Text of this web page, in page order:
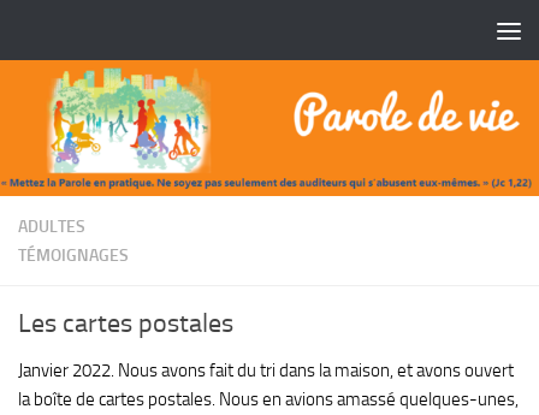
ADULTES
TÉMOIGNAGES
Les cartes postales
Janvier 2022. Nous avons fait du tri dans la maison, et avons ouvert
la boîte de cartes postales. Nous en avions amassé quelques-unes,